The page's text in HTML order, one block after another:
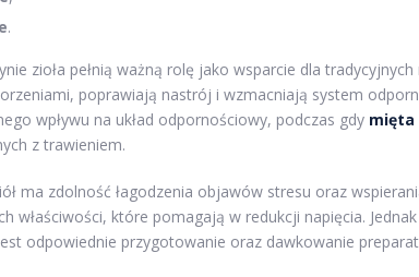
.
zioła pełnią ważną rolę jako wsparcie dla
poprawiają nastrój i wzmacniają system
wpływu na układ odpornościowy, podczas gdy mięta
z trawieniem.
ma zdolność łagodzenia objawów stresu oraz
właściwości, które pomagają w redukcji napięcia.
odpowiednie przygotowanie oraz dawkowanie